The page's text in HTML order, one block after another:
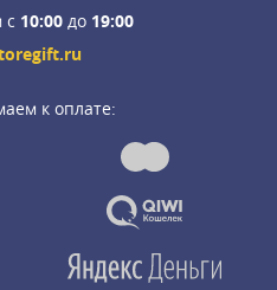
с 10:00до 19:00
к оплате: